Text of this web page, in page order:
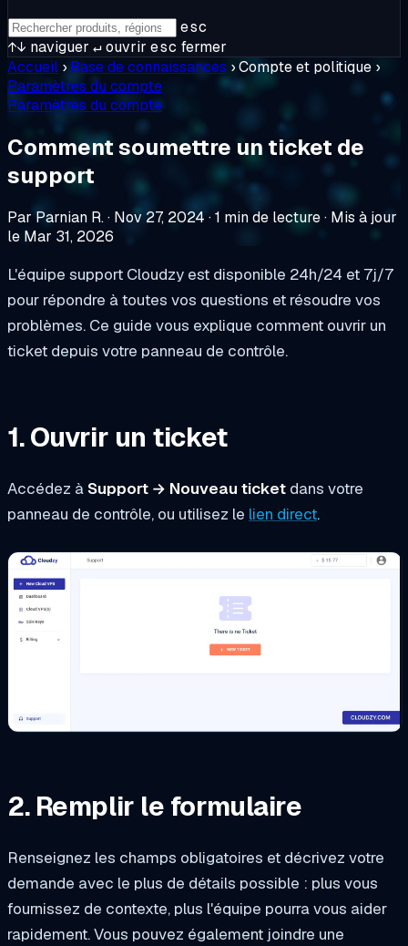
esc
↑↓ naviguer ↵ouvrir esc fermer
Accueil › Base de connaissances ›Compte et politique ›
Paramètres du compte
Paramètres du compte
Comment soumettre un ticket de
support
Par Parnian R.· Nov 27, 2024·1 min de lecture· Mis à jour
le Mar 31, 2026
L'équipe support Cloudzy est disponible 24h/24 et 7j/7
pour répondre à toutes vos questions et résoudre vos
problèmes. Ce guide vous explique comment ouvrir un
ticket depuis votre panneau de contrôle.
1. Ouvrir un ticket
Accédez àSupport → Nouveau ticket dans votre
panneau de contrôle, ou utilisez le lien direct.
2. Remplir le formulaire
Renseignez les champs obligatoires et décrivez votre
demande avec le plus de détails possible : plus vous
fournissez de contexte, plus l'équipe pourra vous aider
rapidement. Vous pouvez également joindre une